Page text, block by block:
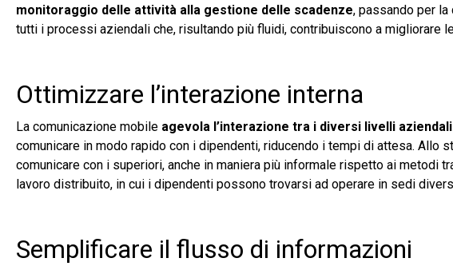
monitoraggio delle attività alla gestione delle scadenze, passando per
tutti i processi aziendali che, risultando più fluidi, contribuiscono a migliorare
Ottimizzare l’interazione interna
La comunicazione mobile agevola l’interazione tra i diversi livelli
comunicare in modo rapido con i dipendenti, riducendo i tempi di attesa. Allo
comunicare con i superiori, anche in maniera più informale rispetto ai metodi
lavoro distribuito, in cui i dipendenti possono trovarsi ad operare in sedi
Semplificare il flusso di informazioni